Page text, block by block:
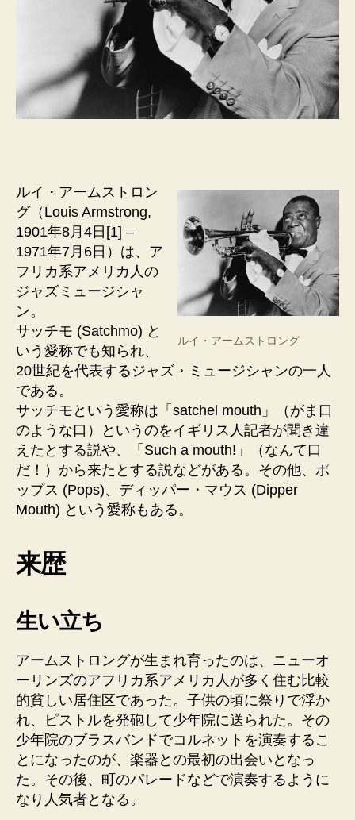
の
ルイ・アームストロング
ルイ・アームストロン
グ（Louis Armstrong,
1901年8月4日[1] –
1971年7月6日）は、ア
フリカ系アメリカ人の
ジャズミュージシャ
ン。
サッチモ (Satchmo) と
いう愛称でも知られ、
20世紀を代表するジャズ・ミュージシャンの一人
である。
サッチモという愛称は「satchel mouth」（がま口
のような口）というのをイギリス人記者が聞き違
えたとする説や、「Such a mouth!」（なんて口
だ！）から来たとする説などがある。その他、ポ
ップス (Pops)、ディッパー・マウス (Dipper
Mouth) という愛称もある。
来歴
生い立ち
アームストロングが生まれ育ったのは、ニューオ
ーリンズのアフリカ系アメリカ人が多く住む比較
的貧しい居住区であった。子供の頃に祭りで浮か
れ、ピストルを発砲して少年院に送られた。その
少年院のブラスバンドでコルネットを演奏するこ
とになったのが、楽器との最初の出会いとなっ
た。その後、町のパレードなどで演奏するように
なり人気者となる。